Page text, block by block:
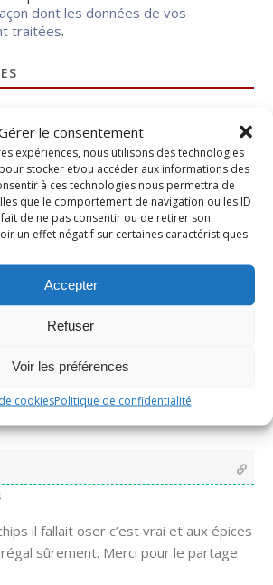
le consentement
expériences, nous utilisons des technologies
stocker et/ou accéder aux informations des
à ces technologies nous permettra de
que le comportement de navigation ou les ID
de ne pas consentir ou de retirer son
un effet négatif sur certaines caractéristiques
Accepter
Refuser
Voir les préférences
cookiesPolitique de confidentialité
dont les données de vos
traitées.
! bisous
Administrateur
il fallait oser c’est vrai et aux épices
sûrement. Merci pour le partage